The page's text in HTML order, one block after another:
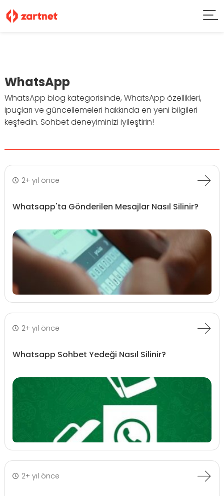
WhatsApp
WhatsApp blog kategorisinde, WhatsApp özellikleri,
ipuçları ve güncellemeleri hakkında en yeni bilgileri
keşfedin. Sohbet deneyiminizi iyileştirin!
2+ yıl önce
Whatsapp'ta Gönderilen Mesajlar Nasıl Silinir?
2+ yıl önce
Whatsapp Sohbet Yedeği Nasıl Silinir?
2+ yıl önce